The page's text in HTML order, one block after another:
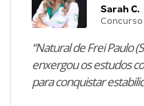
Sarah C.
“Natural de Frei Paulo
enxergou os estudos
para conquistar